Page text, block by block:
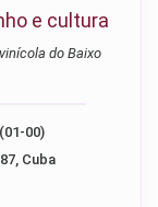
e cultura
do Baixo
15/08/2026 (19-00) - 15/08/2026 (01-00)
Herdade do Rocim Estrada Nacional 387, Cuba